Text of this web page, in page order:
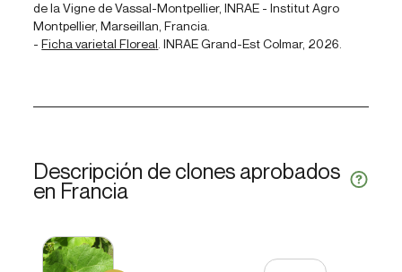
de la Vigne de Vassal-Montpellier, INRAE - Institut Agro
Montpellier, Marseillan, Francia.
-Ficha varietal Floreal . INRAE Grand-Est Colmar, 2026.
Descripción de clones aprobados
en Francia